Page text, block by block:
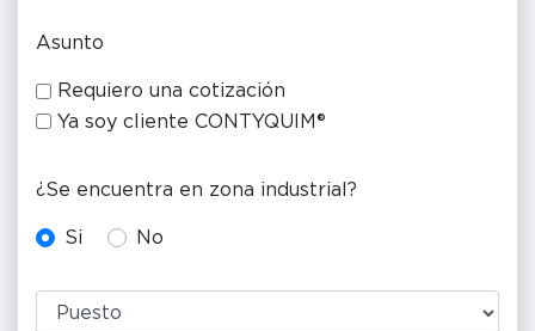
Asunto
Requiero una cotización
Ya soy cliente CONTYQUIM®
¿Se encuentra en zona industrial?
Si No